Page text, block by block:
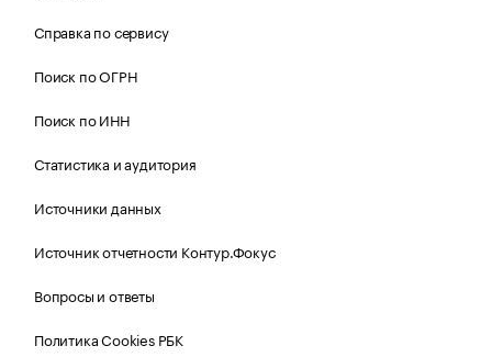
Справка по сервису
Поиск по ОГРН
Поиск по ИНН
Статистика и аудитория
Источники данных
Источник отчетности Контур.Фокус
Вопросы и ответы
Политика Cookies РБК